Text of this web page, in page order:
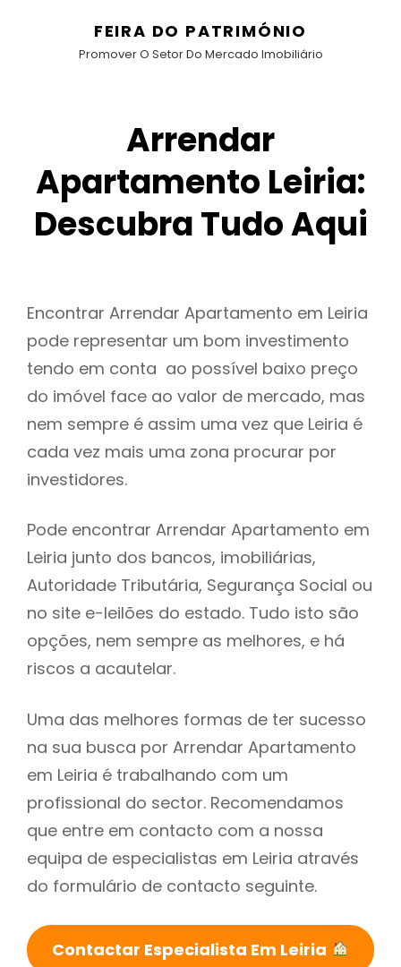
FEIRA DO PATRIMÓNIO
Promover O Setor Do Mercado Imobiliário
Arrendar
Apartamento Leiria:
Descubra Tudo Aqui
Encontrar Arrendar Apartamento em Leiria
pode representar um bom investimento
tendo em conta ao possível baixo preço
do imóvel face ao valor de mercado, mas
nem sempre é assim uma vez que Leiria é
cada vez mais uma zona procurar por
investidores.
Pode encontrar Arrendar Apartamento em
Leiria junto dos bancos, imobiliárias,
Autoridade Tributária, Segurança Social ou
no site e-leilões do estado. Tudo isto são
opções, nem sempre as melhores, e há
riscos a acautelar.
Uma das melhores formas de ter sucesso
na sua busca por Arrendar Apartamento
em Leiria é trabalhando com um
profissional do sector. Recomendamos
que entre em contacto com a nossa
equipa de especialistas em Leiria através
do formulário de contacto seguinte.
Contactar Especialista Em Leiria